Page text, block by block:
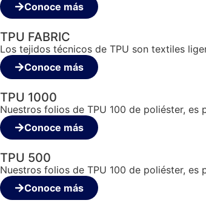
Conoce más
TPU FABRIC
Los tejidos técnicos de TPU son textiles
Conoce más
TPU 1000
Nuestros folios de TPU 100 de poliéster,
Conoce más
TPU 500
Nuestros folios de TPU 100 de poliéster,
Conoce más